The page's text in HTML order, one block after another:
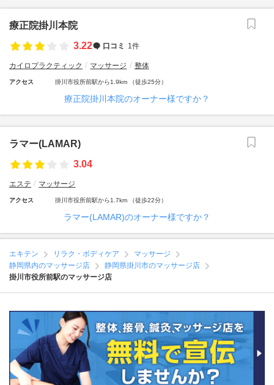
療正院掛川本院
3.22
口コミ 1件
カイロプラクティック マッサージ 整体
アクセス 掛川市役所前駅から1.9km （徒歩25分）
療正院掛川本院のオーナー様ですか？
ラマー(LAMAR)
3.04
エステ マッサージ
アクセス 掛川市役所前駅から1.7km （徒歩22分）
ラマー(LAMAR)のオーナー様ですか？
エキテン リラク・ボディケア
マッサージ
静岡県内のマッサージ店
静岡県掛川市のマッサージ店
掛川市役所前駅のマッサージ店